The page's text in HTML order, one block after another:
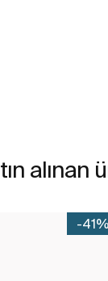
alınan
-41%